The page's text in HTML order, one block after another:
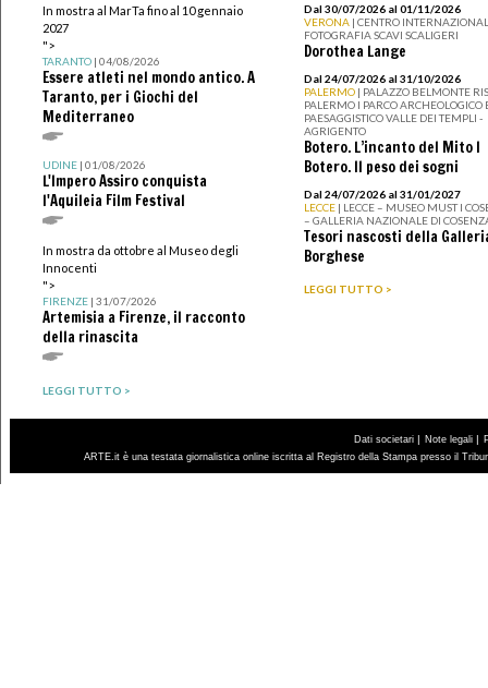
In mostra al MarTa fino al 10 gennaio
2027
">
TARANTO| 04/08/2026
Essere atleti nel mondo antico. A
Taranto, per i Giochi del
Mediterraneo
UDINE| 01/08/2026
L'Impero Assiro conquista
l'Aquileia Film Festival
In mostra da ottobre al Museo degli
Innocenti
">
FIRENZE| 31/07/2026
Artemisia a Firenze, il racconto
della rinascita
LEGGI TUTTO >
Dal 30/07/2026 al 01/11/2026
VERONA | CENTRO
FOTOGRAFIA SCAVI SCALIGERI
Dorothea Lange
Dal 24/07/2026 al 31/10/2026
PALERMO | PALAZZO BELMONTE
PALERMO I PARCO ARCHEOLOGICO
PAESAGGISTICO VALLE DEI TEMPLI -
AGRIGENTO
Botero. L’incanto del Mito I
Botero. Il peso dei sogni
Dal 24/07/2026 al 31/01/2027
LECCE | LECCE – MUSEO MUST I
– GALLERIA NAZIONALE DI
Tesori nascosti della
Borghese
LEGGI TUTTO >
Dati societari | Note legali |
ARTE.it è una testata giornalistica online iscritta al Registro della Stampa presso il